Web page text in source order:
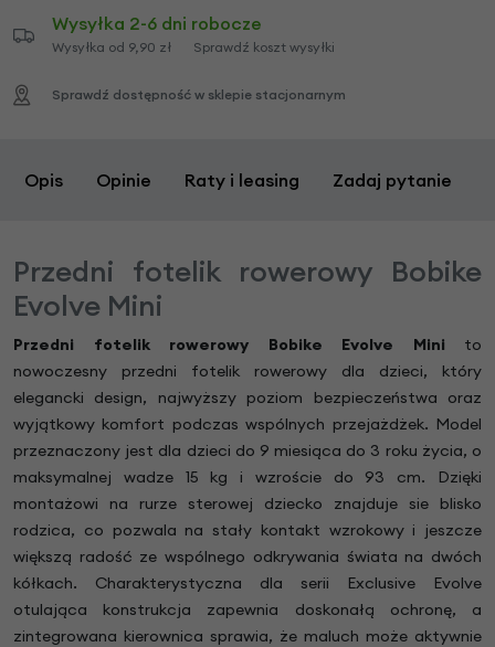
Wysyłka 2-6 dni robocze
Wysyłka od 9,90 zł Sprawdź koszt wysyłki
Sprawdź dostępność w sklepie stacjonarnym
Opis Opinie Raty i leasing Zadaj pytanie
Przedni fotelik rowerowy Bobike
Evolve Mini
Przedni fotelik rowerowy Bobike Evolve Mini to
nowoczesny przedni fotelik rowerowy dla dzieci, który
elegancki design, najwyższy poziom bezpieczeństwa oraz
wyjątkowy komfort podczas wspólnych przejażdżek. Model
przeznaczony jest dla dzieci do 9 miesiąca do 3 roku życia, o
maksymalnej wadze 15 kg i wzroście do 93 cm. Dzięki
montażowi na rurze sterowej dziecko znajduje sie blisko
rodzica, co pozwala na stały kontakt wzrokowy i jeszcze
większą radość ze wspólnego odkrywania świata na dwóch
kółkach. Charakterystyczna dla serii Exclusive Evolve
otulająca konstrukcja zapewnia doskonałą ochronę, a
zintegrowana kierownica sprawia, że maluch może aktywnie